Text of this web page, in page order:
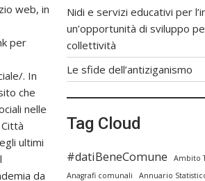
web, in
per
. In
che
nelle
ultimi
da
Nidi e servizi educativi per
un’opportunità di sviluppo
collettività
Le sfide dell’antiziganismo
Tag Cloud
#datiBeneComune
Ambito
Anagrafi comunali
Annuario